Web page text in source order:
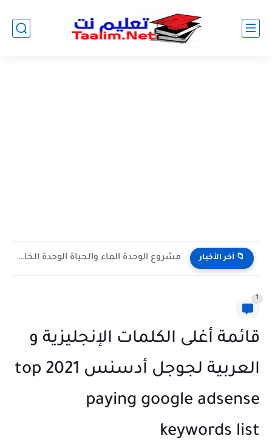
📁 آخر الأخبار مشروع الوحدة الماء والحياة الوحدة الخامسة المستوى الثالث projet de...
1
قائمة أغلى الكلمات الإنجليزية و
العربية لجوجل أدسنس 2021 top
paying google adsense
keywords list